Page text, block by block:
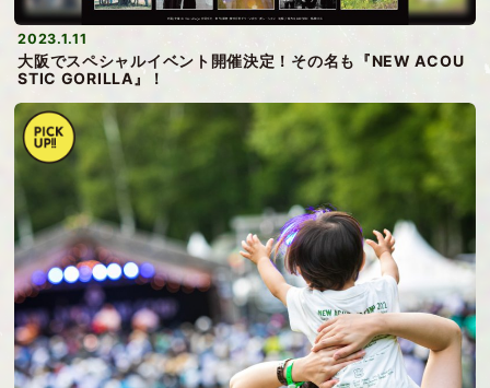
2023.1.11
大阪でスペシャルイベント開催決定！その名も『NEW ACOU
STIC GORILLA』！